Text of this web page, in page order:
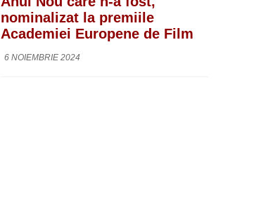
nominalizat la premiile
Academiei Europene de Film
6 NOIEMBRIE 2024